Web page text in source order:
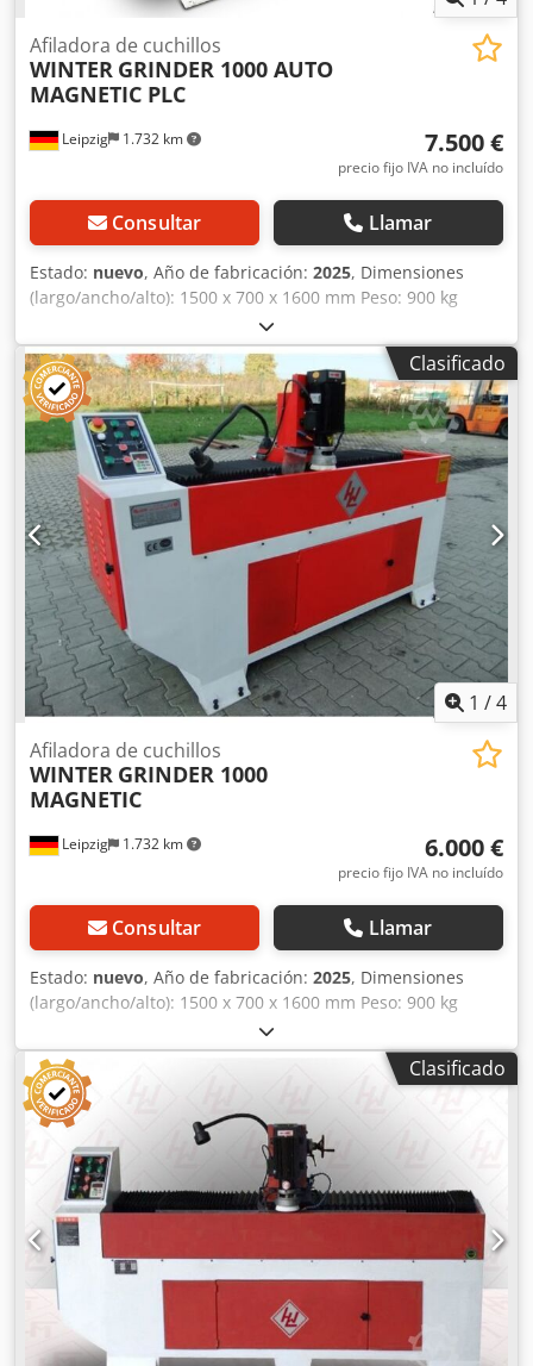
Leipzig 1.732 km
Afiladora de cuchillos
WINTER GRINDER 1000 AUTO
MAGNETIC PLC
7.500 €
precio fijo IVA no incluído
Consultar Llamar
Estado: nuevo, Año de fabricación: 2025, Dimensiones
(largo/ancho/alto): 1500 x 700 x 1600 mm Peso: 900 kg
Consumo total de energía: 0 kW Máquina de afilar
cuchillas de cepilladora GRINDER 1000 AUTO MAGNETIC
PLC Crsdjvz Hgbjpfx Ai Sjf - Ancho máximo de trabajo: 1000
mm - Proceso de trabajo automático en el eje X con THK -
Guías lineales y extractor de polvo - Ajuste automático del
eje Z - Mesa magnética de sujeción: 140 x 1000 mm -
Ángulo de afilado: +/- 90° - Velocidad de rotación del disco
de lijado: 2840 rpm - Disco cónico: 150 x 68 x 32 mm -
Velocidad de avance: 3-9 m/min, ajustable de forma
continua con inversor de frecuencia - Motor: 1,5 kW / 400 V
- Motor de avance: 60 W - Motor de la bomba de
refrigerante: 40 W - Sistema de refrigeración para evitar el
sobrecalentamiento de las cuchillas - Lámpara halógena
con soporte ajustable - Dimensiones: L = 1500, A = 700
mm, H = 1600 - Peso: 900 kg
Clasificado
1 /4
Leipzig 1.732 km
Afiladora de cuchillos
WINTER GRINDER 1000
MAGNETIC
6.000 €
precio fijo IVA no incluído
Consultar Llamar
Estado: nuevo, Año de fabricación: 2025, Dimensiones
(largo/ancho/alto): 1500 x 700 x 1600 mm Peso: 900 kg
Potencia total requerida: 1,6 kW Afiladora de cuchillas para
regruesadora GRINDER 1000 MAGNETIC - Ancho de trabajo
máximo: 1000 mm - Proceso de trabajo automático en el
eje X con THK - Guías lineales y racores para la extracción
de polvo - Ajuste manual del eje Z - Mesa magnética de
sujeción: 140 x 1000 mm - Ángulo de afilado: +/- 90° -
Velocidad de rotación del disco de afilado: 2840 rpm -
Disco cónico: 150 x 68 x 32 mm - Velocidad de avance: 9
m/min - Motor: 1,5 kW / 400 V - Motor de avance: 60 W
Crsdpfx Aisvz Hfwj Ssf - Motor de la bomba de
refrigerante: 40 W - El sistema de refrigeración evita el
sobrecalentamiento de las cuchillas - Lámpara halógena
con soporte ajustable - Dimensiones: L = 1500, A = 700
mm, H = 1600 - Peso: 900 kg
Clasificado